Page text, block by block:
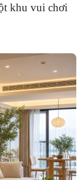
khu vui chơi